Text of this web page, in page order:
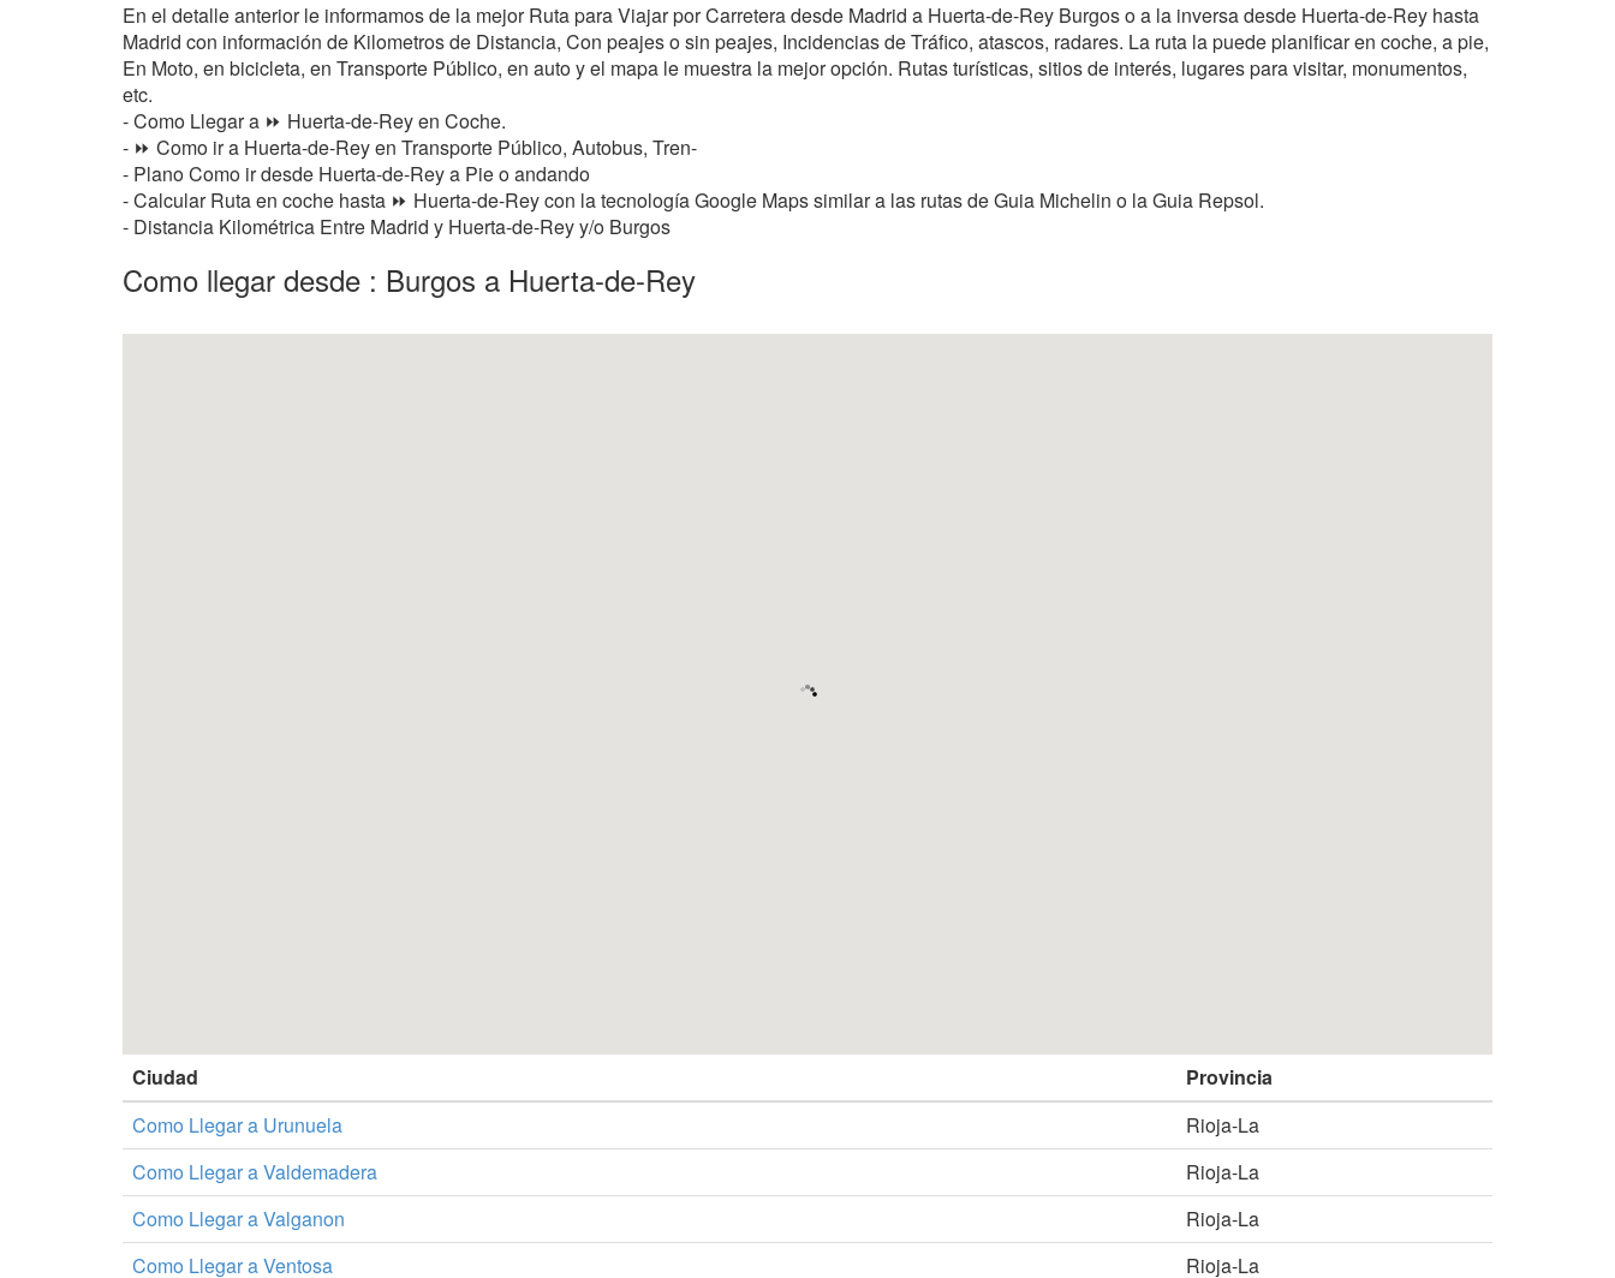
En el detalle anterior le informamos de la mejor Ruta para Viajar por Carretera desde Madrid a Huerta-de-Rey Burgos o a la inversa desde Huerta-de-Rey hasta
Madrid con información de Kilometros de Distancia, Con peajes o sin peajes, Incidencias de Tráfico, atascos, radares. La ruta la puede planificar en coche, a pie,
En Moto, en bicicleta, en Transporte Público, en auto y el mapa le muestra la mejor opción. Rutas turísticas, sitios de interés, lugares para visitar, monumentos,
etc.
- Como Llegar a ⏩ Huerta-de-Rey en Coche.
- ⏩ Como ir a Huerta-de-Rey en Transporte Público, Autobus, Tren-
- Plano Como ir desde Huerta-de-Rey a Pie o andando
- Calcular Ruta en coche hasta ⏩ Huerta-de-Rey con la tecnología Google Maps similar a las rutas de Guia Michelin o la Guia Repsol.
- Distancia Kilométrica Entre Madrid y Huerta-de-Rey y/o Burgos
Como llegar desde : Burgos a Huerta-de-Rey
Ciudad
Provincia
Como Llegar a Urunuela
Rioja-La
Como Llegar a Valdemadera
Rioja-La
Como Llegar a Valganon
Rioja-La
Como Llegar a Ventosa
Rioja-La